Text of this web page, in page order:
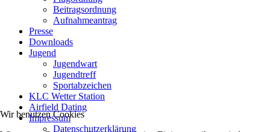
Beitragsordnung
Aufnahmeantrag
Presse
Downloads
Jugend
Jugendwart
Jugendtreff
Sportabzeichen
KLC Wetter Station
Airfield Dating
Impressum
Datenschutzerklärung
Wir benutzen Cookies